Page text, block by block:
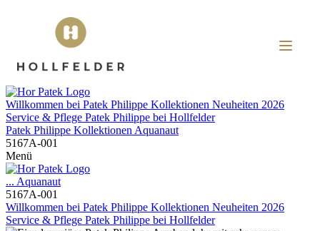
Willkommen bei Patek Philippe Kollektionen Neuheiten 2026
Service & Pflege Patek Philippe bei Hollfelder
Patek Philippe Kollektionen Aquanaut
5167A-001
Menü
... Aquanaut
5167A-001
Willkommen bei Patek Philippe Kollektionen Neuheiten 2026
Service & Pflege Patek Philippe bei Hollfelder